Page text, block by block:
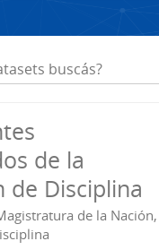
de la
de Disciplina
de la Nación,